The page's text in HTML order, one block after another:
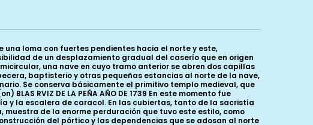
una loma con fuertes pendientes hacia el norte y este,
de un desplazamiento gradual del caserío que en origen
una nave en cuyo tramo anterior se abren dos capillas
baptisterio y otras pequeñas estancias al norte de la nave,
Se conserva básicamente el primitivo templo medieval, que
RVIZ DE LA PEÑA AÑO DE 1739 En este momento fue
y la escalera de caracol. En las cubiertas, tanto de la sacristía
de la enorme perduración que tuvo este estilo, como
del pórtico y las dependencias que se adosan al norte